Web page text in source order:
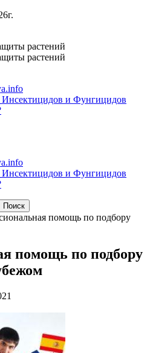
и Фунгицидов
и Фунгицидов
помощь по подбору
помощь по подбору